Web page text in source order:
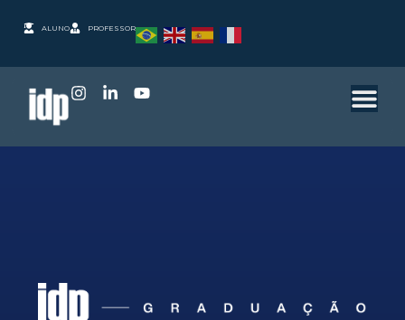
ALUNO PROFESSOR